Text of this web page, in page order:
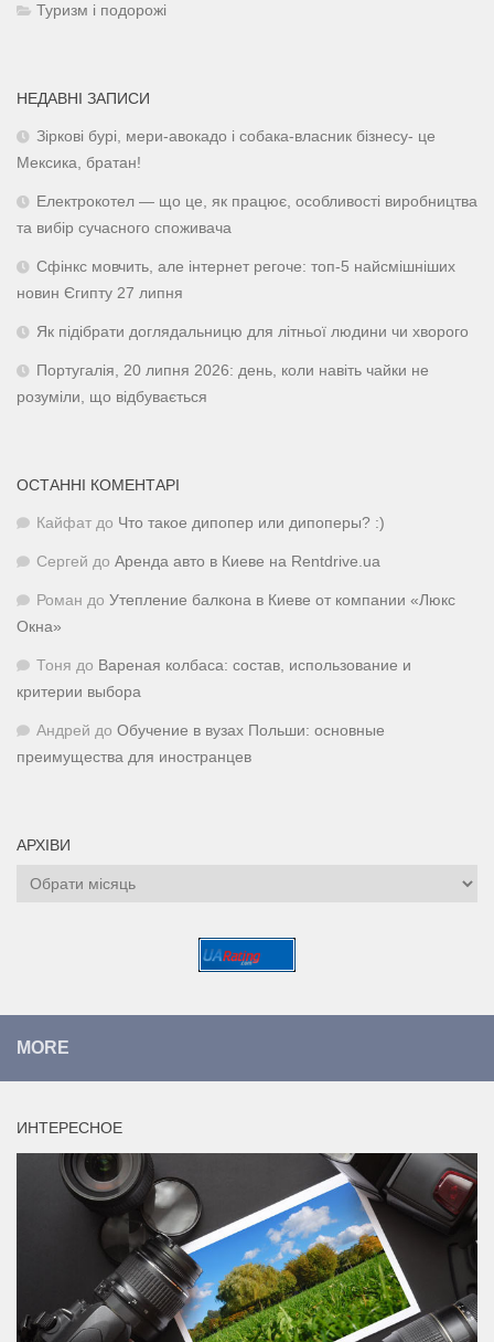
Туризм і подорожі
НЕДАВНІ ЗАПИСИ
Зіркові бурі, мери-авокадо і собака-власник бізнесу- це
Мексика, братан!
Електрокотел — що це, як працює, особливості виробництва
та вибір сучасного споживача
Сфінкс мовчить, але інтернет регоче: топ-5 найсмішніших
новин Єгипту 27 липня
Як підібрати доглядальницю для літньої людини чи хворого
Португалія, 20 липня 2026: день, коли навіть чайки не
розуміли, що відбувається
ОСТАННІ КОМЕНТАРІ
Кайфат до Что такое дипопер или дипоперы? :)
Сергей до Аренда авто в Киеве на Rentdrive.ua
Роман до Утепление балкона в Киеве от компании «Люкс
Окна»
Тоня до Вареная колбаса: состав, использование и
критерии выбора
Андрей до Обучение в вузах Польши: основные
преимущества для иностранцев
АРХІВИ
Архіви
MORE
ИНТЕРЕСНОЕ